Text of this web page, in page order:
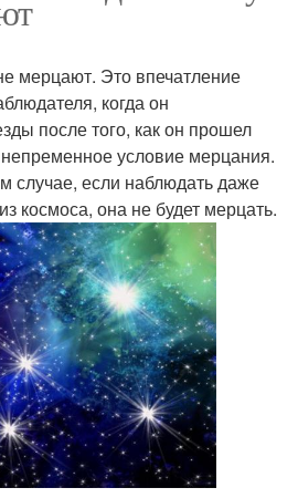
мерцают. Это впечатление
когда он
после того, как он прошел
условие мерцания.
случае, если наблюдать даже
космоса, она не будет мерцать.